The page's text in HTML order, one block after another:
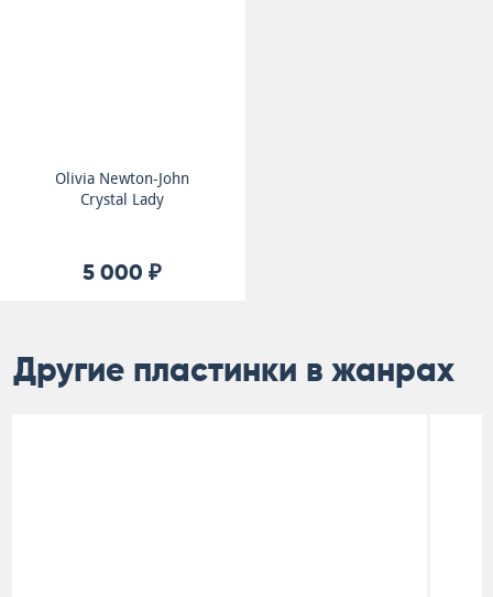
Olivia Newton-John
Crystal Lady
5 000 ₽
Другие пластинки в жанрах